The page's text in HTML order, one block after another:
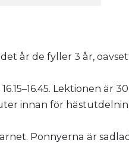
år de fyller 3 år,
Lektionen är
innan för
Ponnyerna är